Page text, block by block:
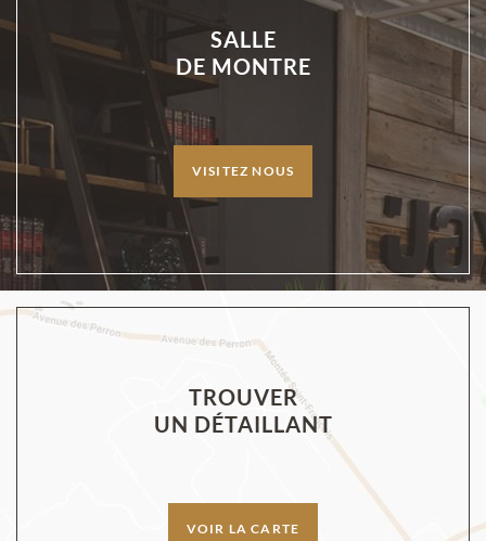
SALLE
DE MONTRE
VISITEZ NOUS
TROUVER
UN DÉTAILLANT
VOIR LA CARTE